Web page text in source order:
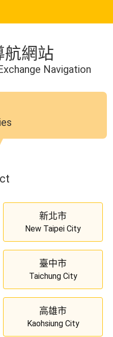
航網站
Navigation
新北市
New Taipei City
臺中市
Taichung City
高雄市
Kaohsiung City